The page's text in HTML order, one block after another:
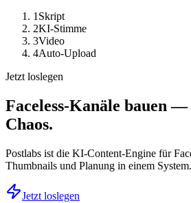
1Skript
2KI-Stimme
3Video
4Auto-Upload
Jetzt loslegen
Faceless-Kanäle bauen —
Chaos.
Postlabs ist die KI-Content-Engine für
Thumbnails und Planung in einem System.
Jetzt loslegen